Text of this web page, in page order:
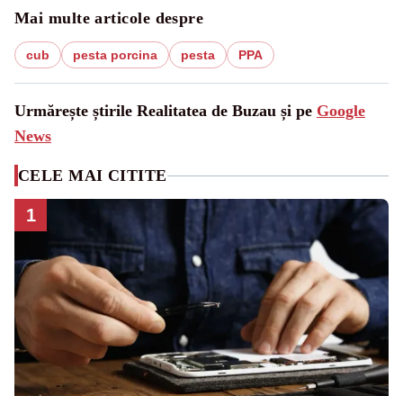
Mai multe articole despre
cub pesta porcina pesta PPA
Urmărește știrile Realitatea de Buzau și pe Google
News
CELE MAI CITITE
1